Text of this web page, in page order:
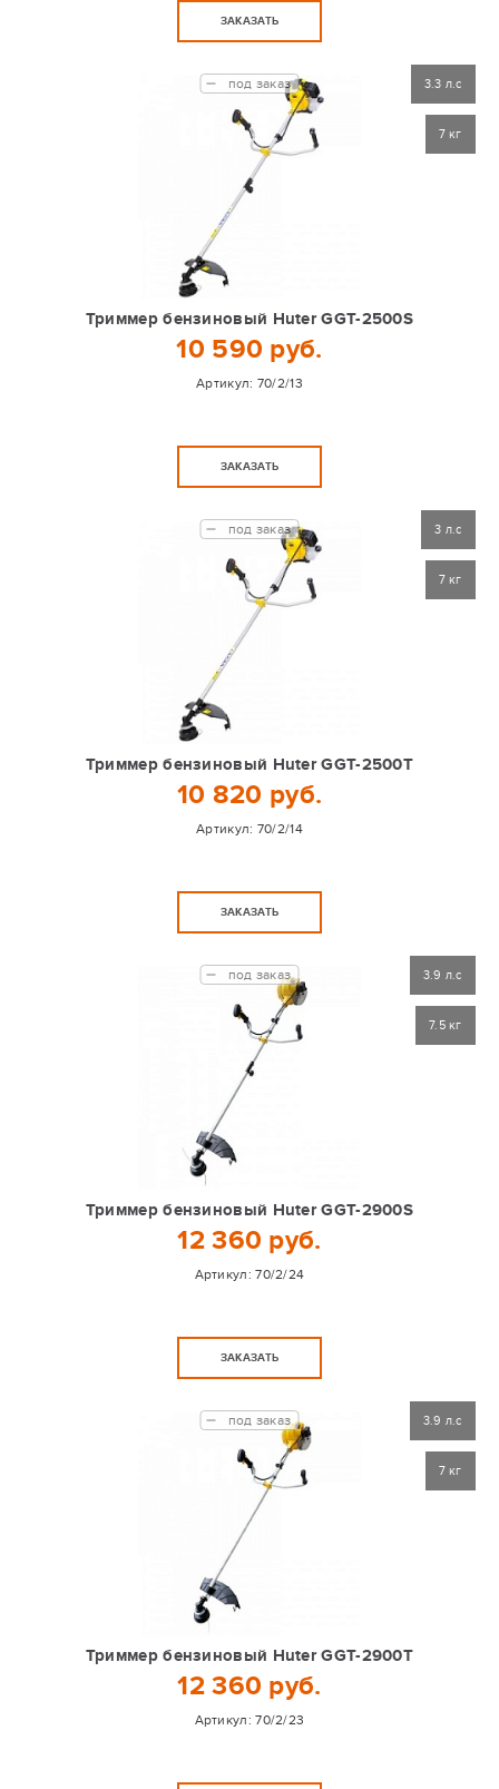
ЗАКАЗАТЬ
Триммер бензиновый Huter GGT-2500S
10 590 руб.
Артикул: 70/2/13
под заказ
ЗАКАЗАТЬ
3.3 л.с
7 кг
Триммер бензиновый Huter GGT-2500Т
10 820 руб.
Артикул: 70/2/14
под заказ
ЗАКАЗАТЬ
3 л.с
7 кг
Триммер бензиновый Huter GGT-2900S
12 360 руб.
Артикул:70/2/24
под заказ
ЗАКАЗАТЬ
3.9 л.с
7.5 кг
Триммер бензиновый Huter GGT-2900T
12 360 руб.
Артикул:70/2/23
под заказ 3.9 л.с
7 кг